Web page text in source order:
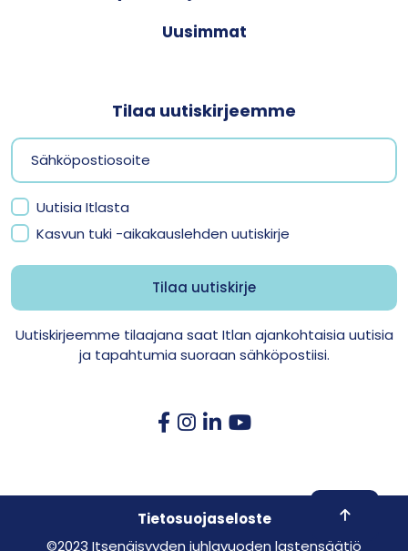
Skroll to
Uusimmat
Tilaa uutiskirjeemme
Uutisia Itlasta
Kasvun tuki -aikakauslehden uutiskirje
Uutiskirjeemme tilaajana saat Itlan ajankohtaisia uutisia
ja tapahtumia suoraan sähköpostiisi.
Tietosuojaseloste
©2023 Itsenäisyyden juhlavuoden lastensäätiö